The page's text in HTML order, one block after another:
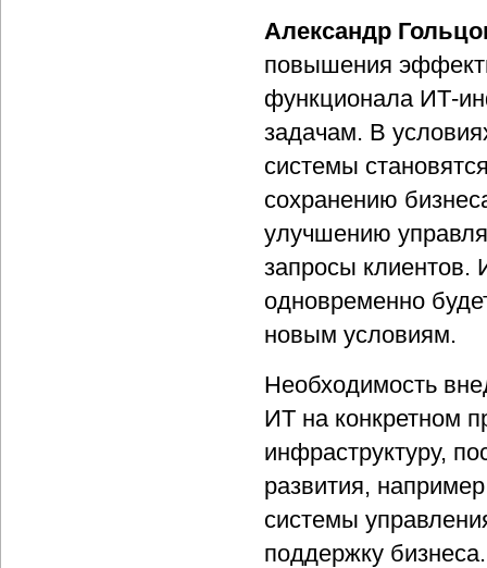
Александр
повышения
функционала ИТ-
задачам. В
системы
сохранению
улучшению
запросы клиентов.
одновременно
новым условиям.
Необходимость
ИТ на конкретном
инфраструктуру,
развития,
системы
поддержку бизнеса.